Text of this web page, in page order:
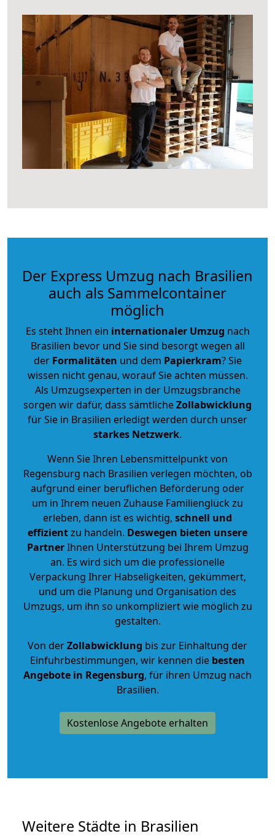
Der Express Umzug nach Brasilien
auch als Sammelcontainer
möglich
Es steht Ihnen ein internationaler Umzug nach
Brasilien bevor und Sie sind besorgt wegen all
der Formalitäten und dem Papierkram? Sie
wissen nicht genau, worauf Sie achten müssen.
Als Umzugsexperten in der Umzugsbranche
sorgen wir dafür, dass sämtlicheZollabwicklung
für Sie in Brasilien erledigt werden durch unser
starkes Netzwerk.
Wenn Sie Ihren Lebensmittelpunkt von
Regensburg nach Brasilien verlegen möchten, ob
aufgrund einer beruflichen Beförderung oder
um in Ihrem neuen Zuhause Familienglück zu
erleben, dann ist es wichtig, schnell und
effizientzu handeln. Deswegen bieten unsere
PartnerIhnen Unterstützung bei Ihrem Umzug
an. Es wird sich um die professionelle
Verpackung Ihrer Habseligkeiten, gekümmert,
und um die Planung und Organisation des
Umzugs, um ihn so unkompliziert wie möglich zu
gestalten.
Von derZollabwicklung bis zur Einhaltung der
Einfuhrbestimmungen, wir kennen die besten
Angebote in Regensburg, für ihren Umzug nach
Brasilien.
Kostenlose Angebote erhalten
Weitere Städte in Brasilien